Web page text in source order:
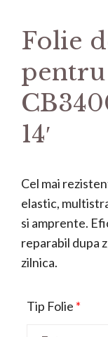
Folie
14′
Cel mai
elastic,
si amprente.
reparabil dupa
zilnica.
Tip Folie *